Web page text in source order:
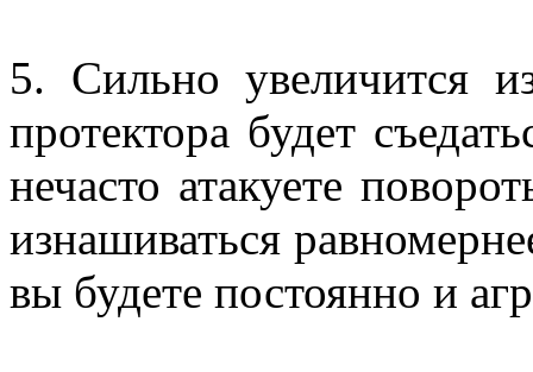
5. Сильно увеличится
протектора будет
нечасто атакуете
изнашиваться
вы будете постоянно и